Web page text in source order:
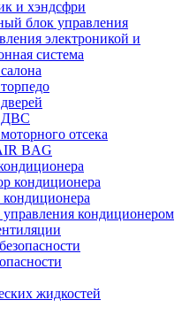
и хэндсфри
блок управления
электроникой и
система
ДВС
отсека
BAG
кондиционера
кондиционером
жидкостей